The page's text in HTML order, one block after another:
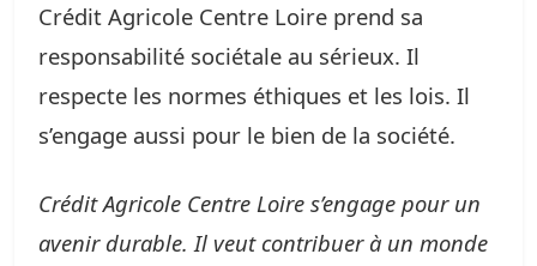
Crédit Agricole Centre Loire prend sa
responsabilité sociétale au sérieux. Il
respecte les normes éthiques et les lois. Il
s’engage aussi pour le bien de la société.
Crédit Agricole Centre Loire s’engage pour un
avenir durable. Il veut contribuer à un monde